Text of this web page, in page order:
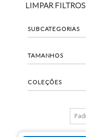
LIMPAR FILTROS
SUBCATEGORIAS
TAMANHOS
COLEÇÕES